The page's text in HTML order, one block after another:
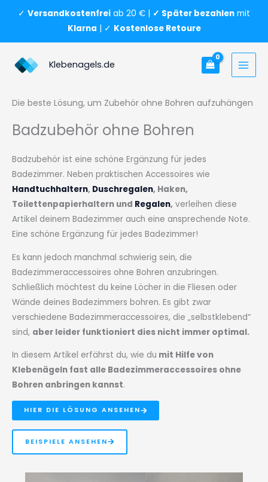
✓ Versandkostenfrei ab 20 € | ✓ Später bezahlen mit
Klarna | ✓ Kostenlose Retoure
Klebenagels.de
Die beste Lösung, um Zubehör ohne Bohren aufzuhängen
Badzubehör ohne Bohren
Badzubehör ist eine schöne Ergänzung für jedes
Badezimmer. Neben praktischen Accessoires wie
Handtuchhaltern, Duschregalen, Haken,
Toilettenpapierhaltern und Regalen, verleihen diese
Artikel deinem Badezimmer auch eine ansprechende Note.
Eine schöne Ergänzung für jedes Badezimmer!
Es kann jedoch manchmal schwierig sein, die
Badezimmeraccessoires ohne Bohren anzubringen.
Schließlich möchtest du keine Löcher in die Fliesen oder
Wände deines Badezimmers bohren. Es gibt zwar
verschiedene Badezimmeraccessoires, die „selbstklebend“
sind, aber leider funktioniert dies nicht immer optimal.
In diesem Artikel erfährst du, wie du mit Hilfe von
Klebenägeln fast alle Badezimmeraccessoires ohne
Bohren anbringen kannst.
HIER DIE LÖSUNG ANSEHEN
BEISPIELE ANSEHEN